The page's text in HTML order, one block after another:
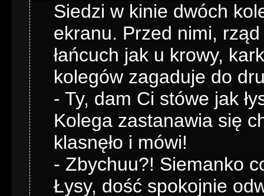
Siedzi w kinie dwóch
ekranu. Przed nimi, rząd
łańcuch jak u krowy,
kolegów zagaduje do
- Ty, dam Ci stówe jak
Kolega zastanawia się
klasnęło i mówi!
- Zbychuu?! Siemanko
Łysy, dość spokojnie